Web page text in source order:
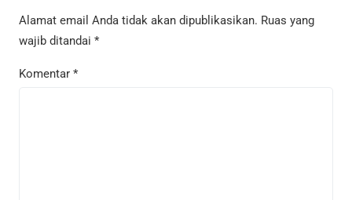
Alamat email Anda tidak akan dipublikasikan. Ruas yang
wajib ditandai *
Komentar *